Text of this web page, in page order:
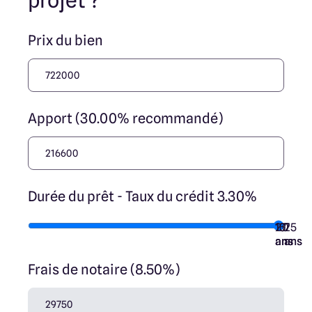
Prix du bien
Apport (30.00% recommandé)
Durée du prêt - Taux du crédit 3.30%
7
ans
10
ans
15
ans
20
ans
25
ans
Frais de notaire (8.50%)